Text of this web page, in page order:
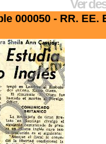
Ver
000050 - RR. EE.